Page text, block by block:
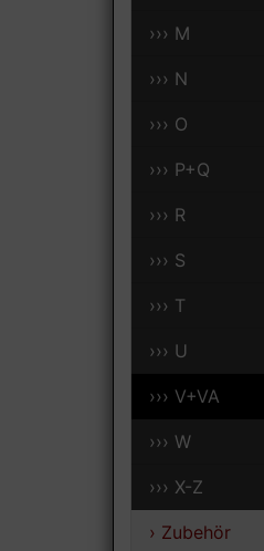
››› M
››› N
››› O
››› P+Q
››› R
››› S
››› T
››› U
››› V+VA
››› W
››› X-Z
› Zubehör